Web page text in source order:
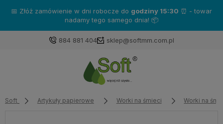
📅 Złóż zamówienie w dni robocze do godziny 15:30 ⏰ - towar
nadamy tego samego dnia! 📦
884 881 404 sklep@softmm.com.pl
Soft Artykuły papierowe Worki na śmieci Worki na